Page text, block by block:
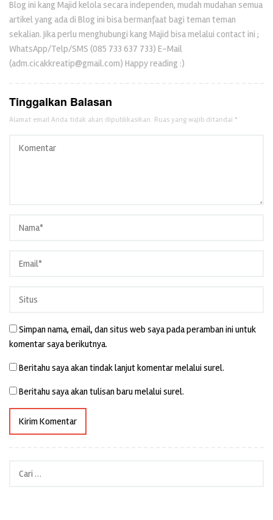
Blog ini kang Majid kelola secara independen, mudah mudahan semua
artikel yang ada di Blog ini bisa bermanfaat bagi teman teman
sekalian. Jika perlu menghubungi kang Majid bisa melalui contact ini ;
WhatsApp/Telp/SMS (085 733 637 733) E-Mail
(adm.cicakkreatip@gmail.com) Happy reading :)
Tinggalkan Balasan
Alamat email Anda tidak akan dipublikasikan. Ruas yang wajib ditandai *
Simpan nama, email, dan situs web saya pada peramban ini untuk
komentar saya berikutnya.
Beritahu saya akan tindak lanjut komentar melalui surel.
Beritahu saya akan tulisan baru melalui surel.